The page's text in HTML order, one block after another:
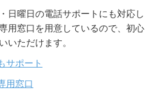
日曜日の電話サポートにも対応し
用窓口を用意しているので、初心
いただけます。
サポート
用窓口